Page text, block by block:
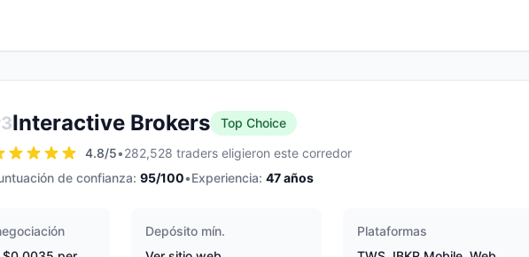
3Interactive Brokers
Top Choice
4.8/5•282,528 traders eligieron este corredor
de confianza: 95/100•Experiencia: 47años
Depósito mín.
Plataformas